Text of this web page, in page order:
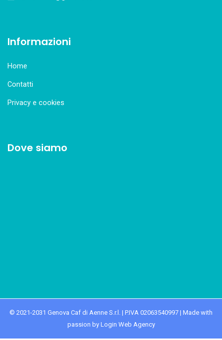
Informazioni
Home
Contatti
Privacy e cookies
Dove siamo
© 2021-2031 Genova Caf di Aenne S.r.l. | P.IVA 02063540997 | Made with
passion by Login Web Agency